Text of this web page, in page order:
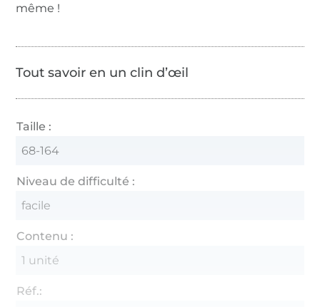
même !
Tout savoir en un clin d’œil
Taille :
68-164
Niveau de difficulté :
facile
Contenu :
1 unité
Réf.: